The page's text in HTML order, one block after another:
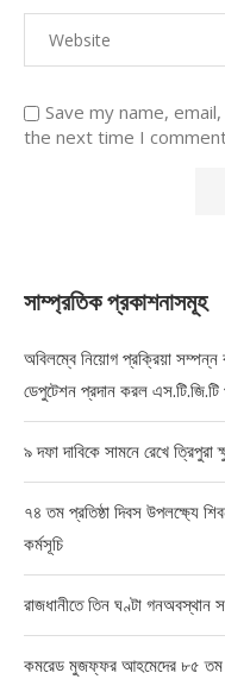
Save my name,
the next time I
সাম্প্রতিক প্রকাশনাসমূহ
অবিলম্বে নিয়োগ প্রক্রিয়া সম্পন্ন
ডেপুটেশন প্রদান করল এস.টি.জি.টি
৯ দফা দাবিকে সামনে রেখে
৭৪ তম প্রতিষ্ঠা দিবস উপলক্ষ্যে
কর্মসূচি
রাজধানীতে তিন ঘণ্টা গনঅবস্থান
কমরেড মুজফ্ফর আহমেদের ৮৫ তম